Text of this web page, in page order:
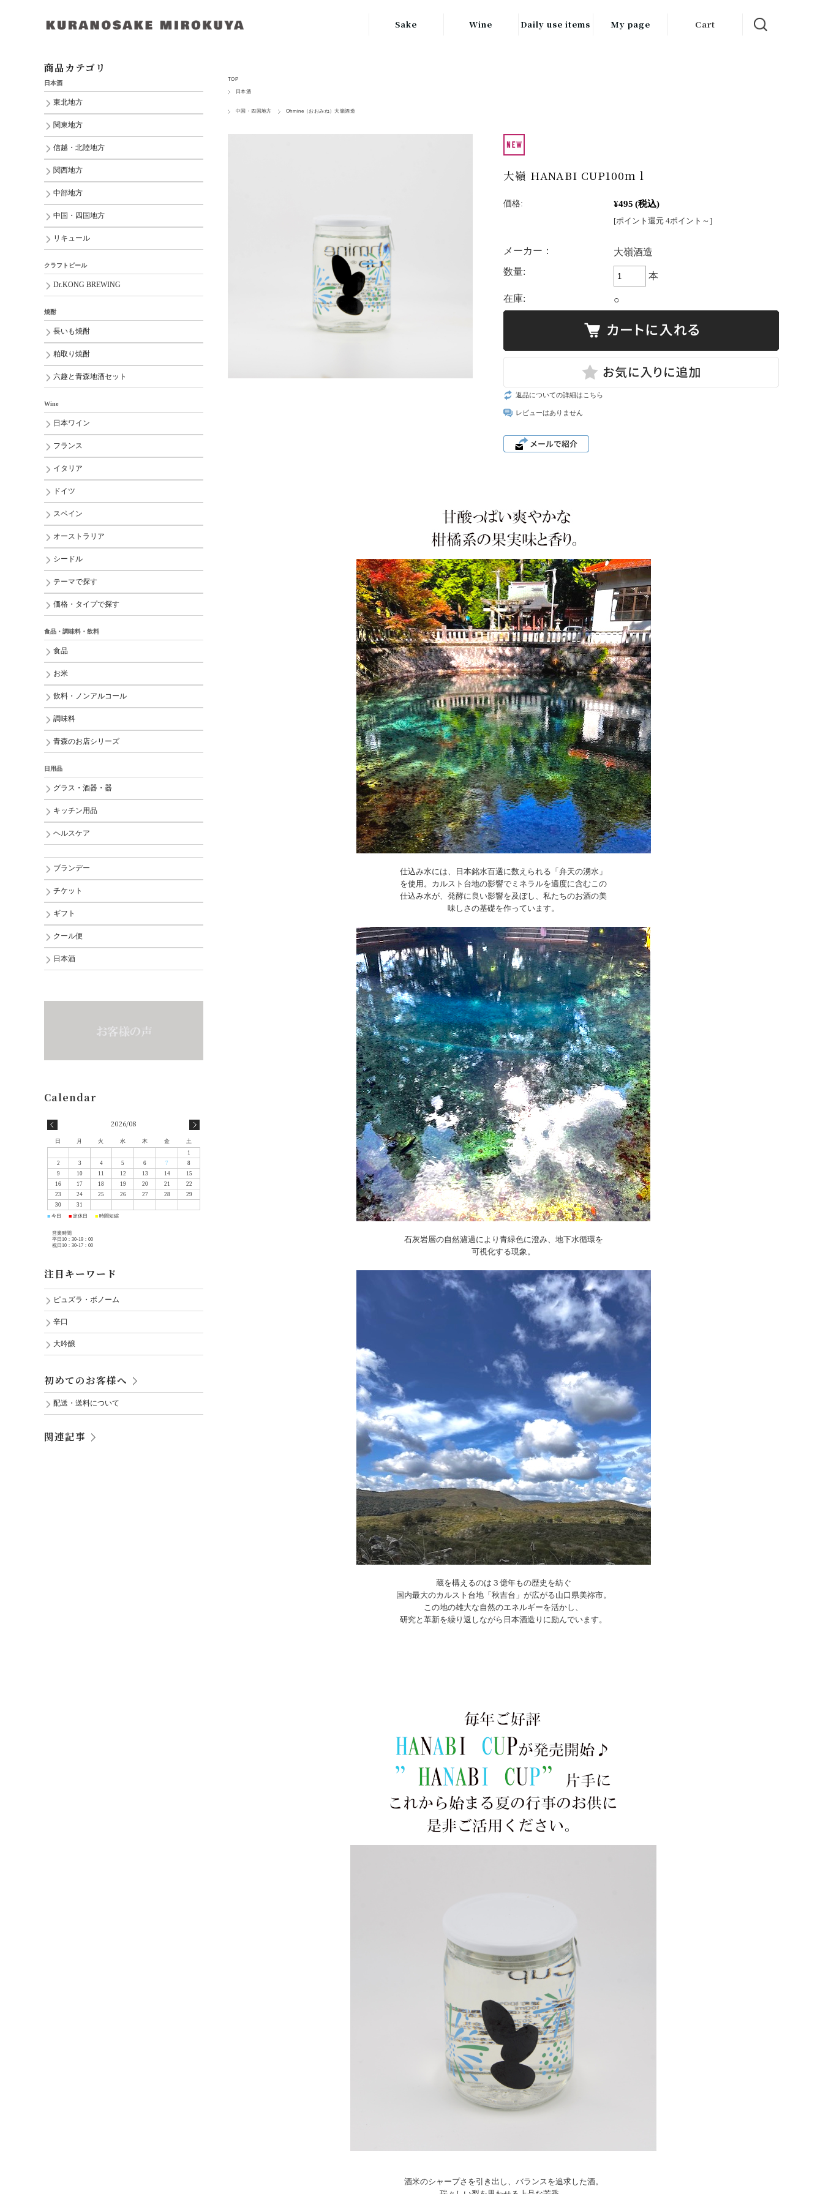
Sake Wine
ITALY
Daily use items
器
My page Cart
TOP
日本酒
中国・四国地方 Ohmine（おおみね）大嶺酒造
大嶺 HANABI CUP100ｍｌ
価格: ¥495 (税込)
[ポイント還元 4ポイント～]
メーカー：
大嶺酒造
数量:
本
在庫: ○
返品についての詳細はこちら
レビューはありません
仕込み水には、日本銘水百選に数えられる「弁天の湧水」
を使用。カルスト台地の影響でミネラルを適度に含むこの
仕込み水が、発酵に良い影響を及ぼし、私たちのお酒の美
味しさの基礎を作っています。
石灰岩層の自然濾過により青緑色に澄み、地下水循環を
可視化する現象。
蔵を構えるのは３億年もの歴史を紡ぐ
国内最大のカルスト台地「秋吉台」が広がる山口県美祢市。
この地の雄大な自然のエネルギーを活かし、
研究と革新を繰り返しながら日本酒造りに励んでいます。
酒米のシャープさを引き出し、バランスを追求した酒。
商品カテゴリ
日本酒
東北地方
関東地方
信越・北陸地方
関西地方
中部地方
中国・四国地方
リキュール
クラフトビール
Dr.KONG BREWING
焼酎
長いも焼酎
粕取り焼酎
六趣と青森地酒セット
Wine
日本ワイン
フランス
イタリア
ドイツ
スペイン
オーストラリア
シードル
テーマで探す
価格・タイプで探す
食品・調味料・飲料
食品
お米
飲料・ノンアルコール
調味料
青森のお店シリーズ
日用品
グラス・酒器・器
キッチン用品
ヘルスケア
ブランデー
チケット
ギフト
クール便
日本酒
2026/08
日 月 火 水 木 金
土
1
2
3 4 5 6 7
8
9
10 11 12 13 14
15
16
17 18 19 20 21
22
23
24 25 26 27 28
29
30
31
■ 今日 ■ 定休日 ■ 時間短縮
営業時間
平日10：30-19：00
祝日10：30-17：00
注目キーワード
ピュズラ・ボノーム
辛口
大吟醸
初めてのお客様へ
配送・送料について
関連記事